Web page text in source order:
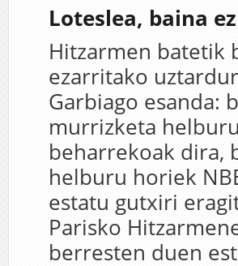
Loteslea, baina
Hitzarmen batetik
ezarritako
Garbiago esanda:
murrizketa
beharrekoak dira,
helburu horiek
estatu gutxiri
Parisko
berresten duen